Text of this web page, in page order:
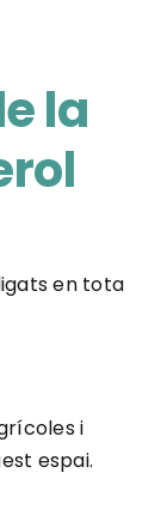
la
en tota
i
espai.